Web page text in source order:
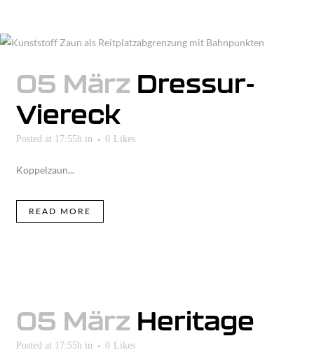
05 März Dressur-
Viereck
Posted at 17:55h in 0 Likes
Koppelzaun...
READ MORE
05 März Heritage
Posted at 17:55h in 0 Likes